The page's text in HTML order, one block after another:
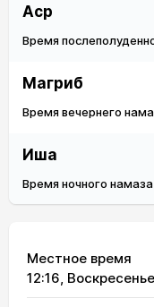
Аср
Время
Магриб
Время вечернего
Иша
Время ночного намаза
Местное время
12:16,